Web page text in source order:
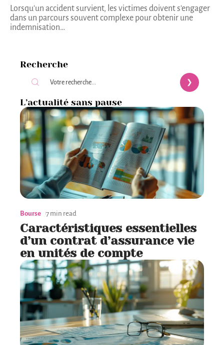
Lorsqu'un accident survient, les victimes doivent s'engager
dans un parcours souvent complexe pour obtenir une
indemnisation…
Recherche
L’actualité sans pause
Bourse 7 min read
Caractéristiques essentielles
d’un contrat d’assurance vie
en unités de compte